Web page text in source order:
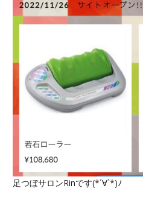
足つぼサロンRinです(*´∀`*)ﾉ